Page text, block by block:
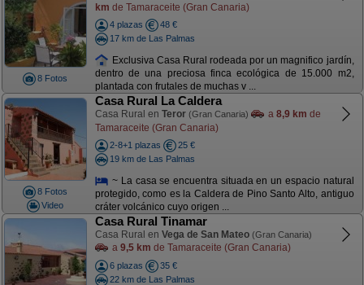
8 Fotos
km de Tamaraceite (Gran Canaria)
4 plazas
48 €
17 km de Las Palmas
Exclusiva Casa Rural rodeada por un magnifico jardín,
dentro de una preciosa finca ecológica de 15.000 m2,
plantada con frutales de muchas v ...
8 Fotos
Video
Casa Rural La Caldera
Casa Rural en Teror (Gran Canaria) a 8,9 km de
Tamaraceite (Gran Canaria)
2-8+1 plazas
25 €
19 km de Las Palmas
~ La casa se encuentra situada en un espacio natural
protegido, como es la Caldera de Pino Santo Alto, antiguo
cráter volcánico cuyo origen ...
Casa Rural Tinamar
Casa Rural en Vega de San Mateo (Gran Canaria)
a 9,5 km de Tamaraceite (Gran Canaria)
6 plazas
35 €
22 km de Las Palmas